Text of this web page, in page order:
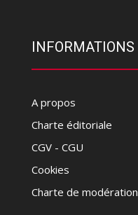
INFORMATIONS
A propos
Charte éditoriale
CGV - CGU
Cookies
Charte de modération